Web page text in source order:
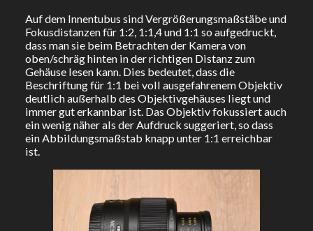
Auf dem Innentubus sind Vergrößerungsmaßstäbe und
Fokusdistanzen für 1:2, 1:1,4 und 1:1 so aufgedruckt,
dass man sie beim Betrachten der Kamera von
oben/schräg hinten in der richtigen Distanz zum
Gehäuse lesen kann. Dies bedeutet, dass die
Beschriftung für 1:1 bei voll ausgefahrenem Objektiv
deutlich außerhalb des Objektivgehäuses liegt und
immer gut erkannbar ist. Das Objektiv fokussiert auch
ein wenig näher als der Aufdruck suggeriert, so dass
ein Abbildungsmaßstab knapp unter 1:1 erreichbar
ist.